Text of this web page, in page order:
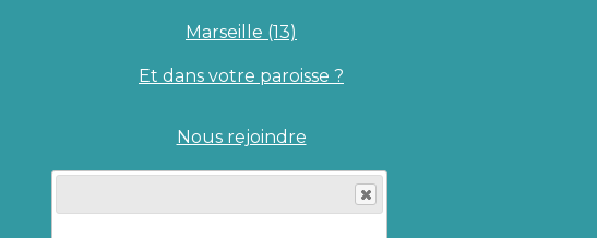
Marseille (13)
Et dans votre paroisse ?
Nous rejoindre
Devenir bénévole